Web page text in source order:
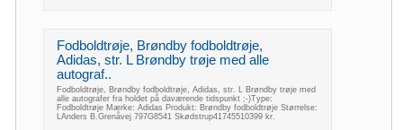
Fodboldtrøje, Brøndby fodboldtrøje,
Adidas, str. L Brøndby trøje med alle
autograf..
Fodboldtrøje, Brøndby fodboldtrøje, Adidas, str. L Brøndby trøje med
alle autografer fra holdet på daværende tidspunkt ;-)Type:
Fodboldtrøje Mærke: Adidas Produkt: Brøndby fodboldtrøje Størrelse:
LAnders B.Grenåvej 797G8541 Skødstrup41745510399 kr.